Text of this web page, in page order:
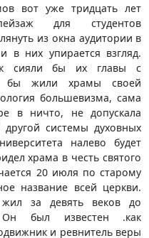
вот уже тридцать лет
для студентов
из окна аудитории в
в них упирается взгляд.
сияли бы их главы с
бы жили храмы своей
большевизма, сама
в ничто, не допускала
системы духовных
налево будет
храма в честь святого
20 июля по старому
название всей церкви.
за девять веков до
был известен .как
и ревнитель веры